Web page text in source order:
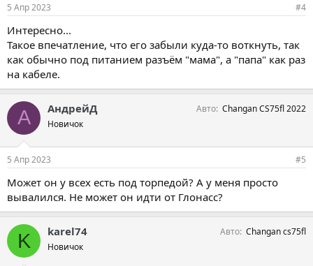
5 Апр 2023 #4
Интересно...
Такое впечатление, что его забыли куда-то воткнуть, так
как обычно под питанием разъём "мама", а "папа" как раз
на кабеле.
А АндрейД
Новичок
Авто Changan CS75fl 2022
5 Апр 2023 #5
Может он у всех есть под торпедой? А у меня просто
вывалился. Не может он идти от Глонасс?
K karel74
Новичок
Авто Changan cs75fl